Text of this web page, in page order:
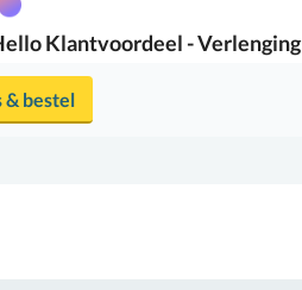
Klantvoordeel - Verlenging
& bestel